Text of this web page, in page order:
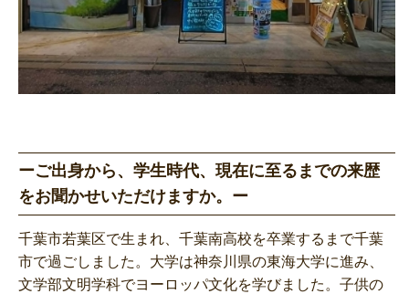
ーご出身から、学生時代、現在に至るまでの来歴
をお聞かせいただけますか。ー
千葉市若葉区で生まれ、千葉南高校を卒業するまで千葉
市で過ごしました。大学は神奈川県の東海大学に進み、
文学部文明学科でヨーロッパ文化を学びました。子供の